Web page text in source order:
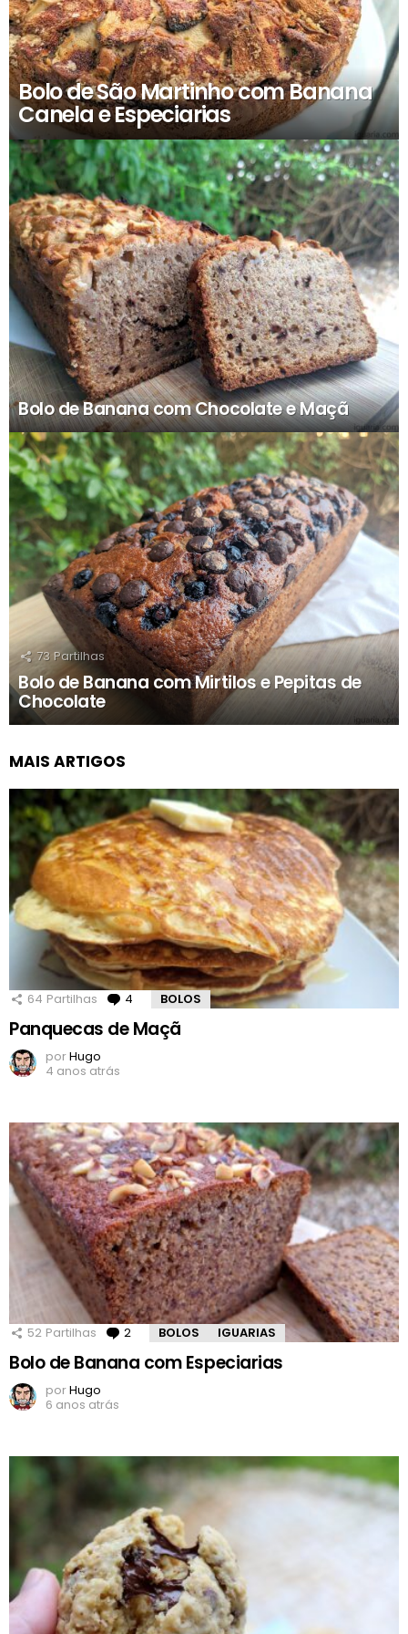
Bolo de São Martinho com Banana
Canela e Especiarias
Bolo de Banana com Chocolate e Maçã
73 Partilhas
Bolo de Banana com Mirtilos e Pepitas de
Chocolate
MAIS ARTIGOS
64 Partilhas 4 Comentários
BOLOS
Panquecas de Maçã
porHugo
4 anos atrás
52 Partilhas 2 Comentários
BOLOS IGUARIAS
Bolo de Banana com Especiarias
porHugo
6 anos atrás